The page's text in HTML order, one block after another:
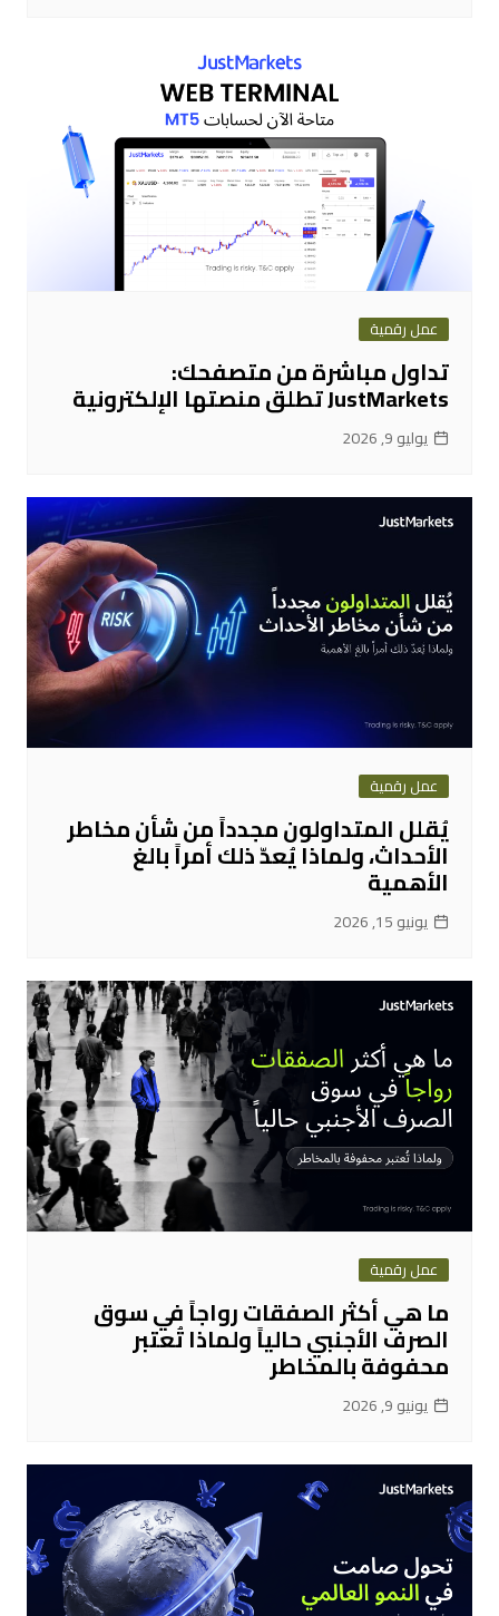
عمل رقمية
تداول مباشرة من متصفحك:
JustMarkets تطلق منصتها الإلكترونية
يوليو 9, 2026
عمل رقمية
يُقلل المتداولون مجدداً من شأن مخاطر
الأحداث، ولماذا يُعدّ ذلك أمراً بالغ
الأهمية
يونيو 15, 2026
عمل رقمية
ما هي أكثر الصفقات رواجاً في سوق
الصرف الأجنبي حالياً ولماذا تُعتبر
محفوفة بالمخاطر
يونيو 9, 2026